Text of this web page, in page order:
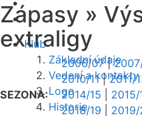
Klub
Základní údaje
Vedení a kontakty
Logo
Historie
Zápasy »
extraligy
SEZONA:
2006/07|
2010/11|2011/
2014/15
2015/
2018/19